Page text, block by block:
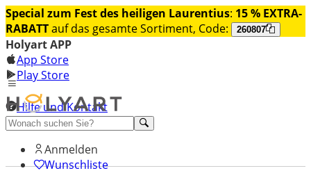
Special zum Fest des heiligen Laurentius: 15 % EXTRA-
RABATTauf das gesamte Sortiment, Code: 260807
Holyart APP
App Store
Play Store
Hilfe und Kontakt
Entdecken Sie Premium
Anmelden
Wunschliste